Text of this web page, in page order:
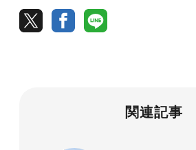
関連記事